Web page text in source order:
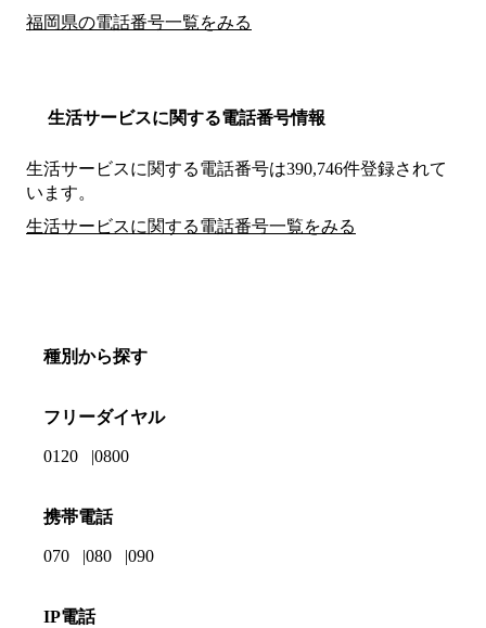
福岡県の電話番号一覧をみる
生活サービスに関する電話番号情報
生活サービスに関する電話番号は390,746件登録されて
います。
生活サービスに関する電話番号一覧をみる
種別から探す
フリーダイヤル
0120 0800
携帯電話
070 080 090
IP電話